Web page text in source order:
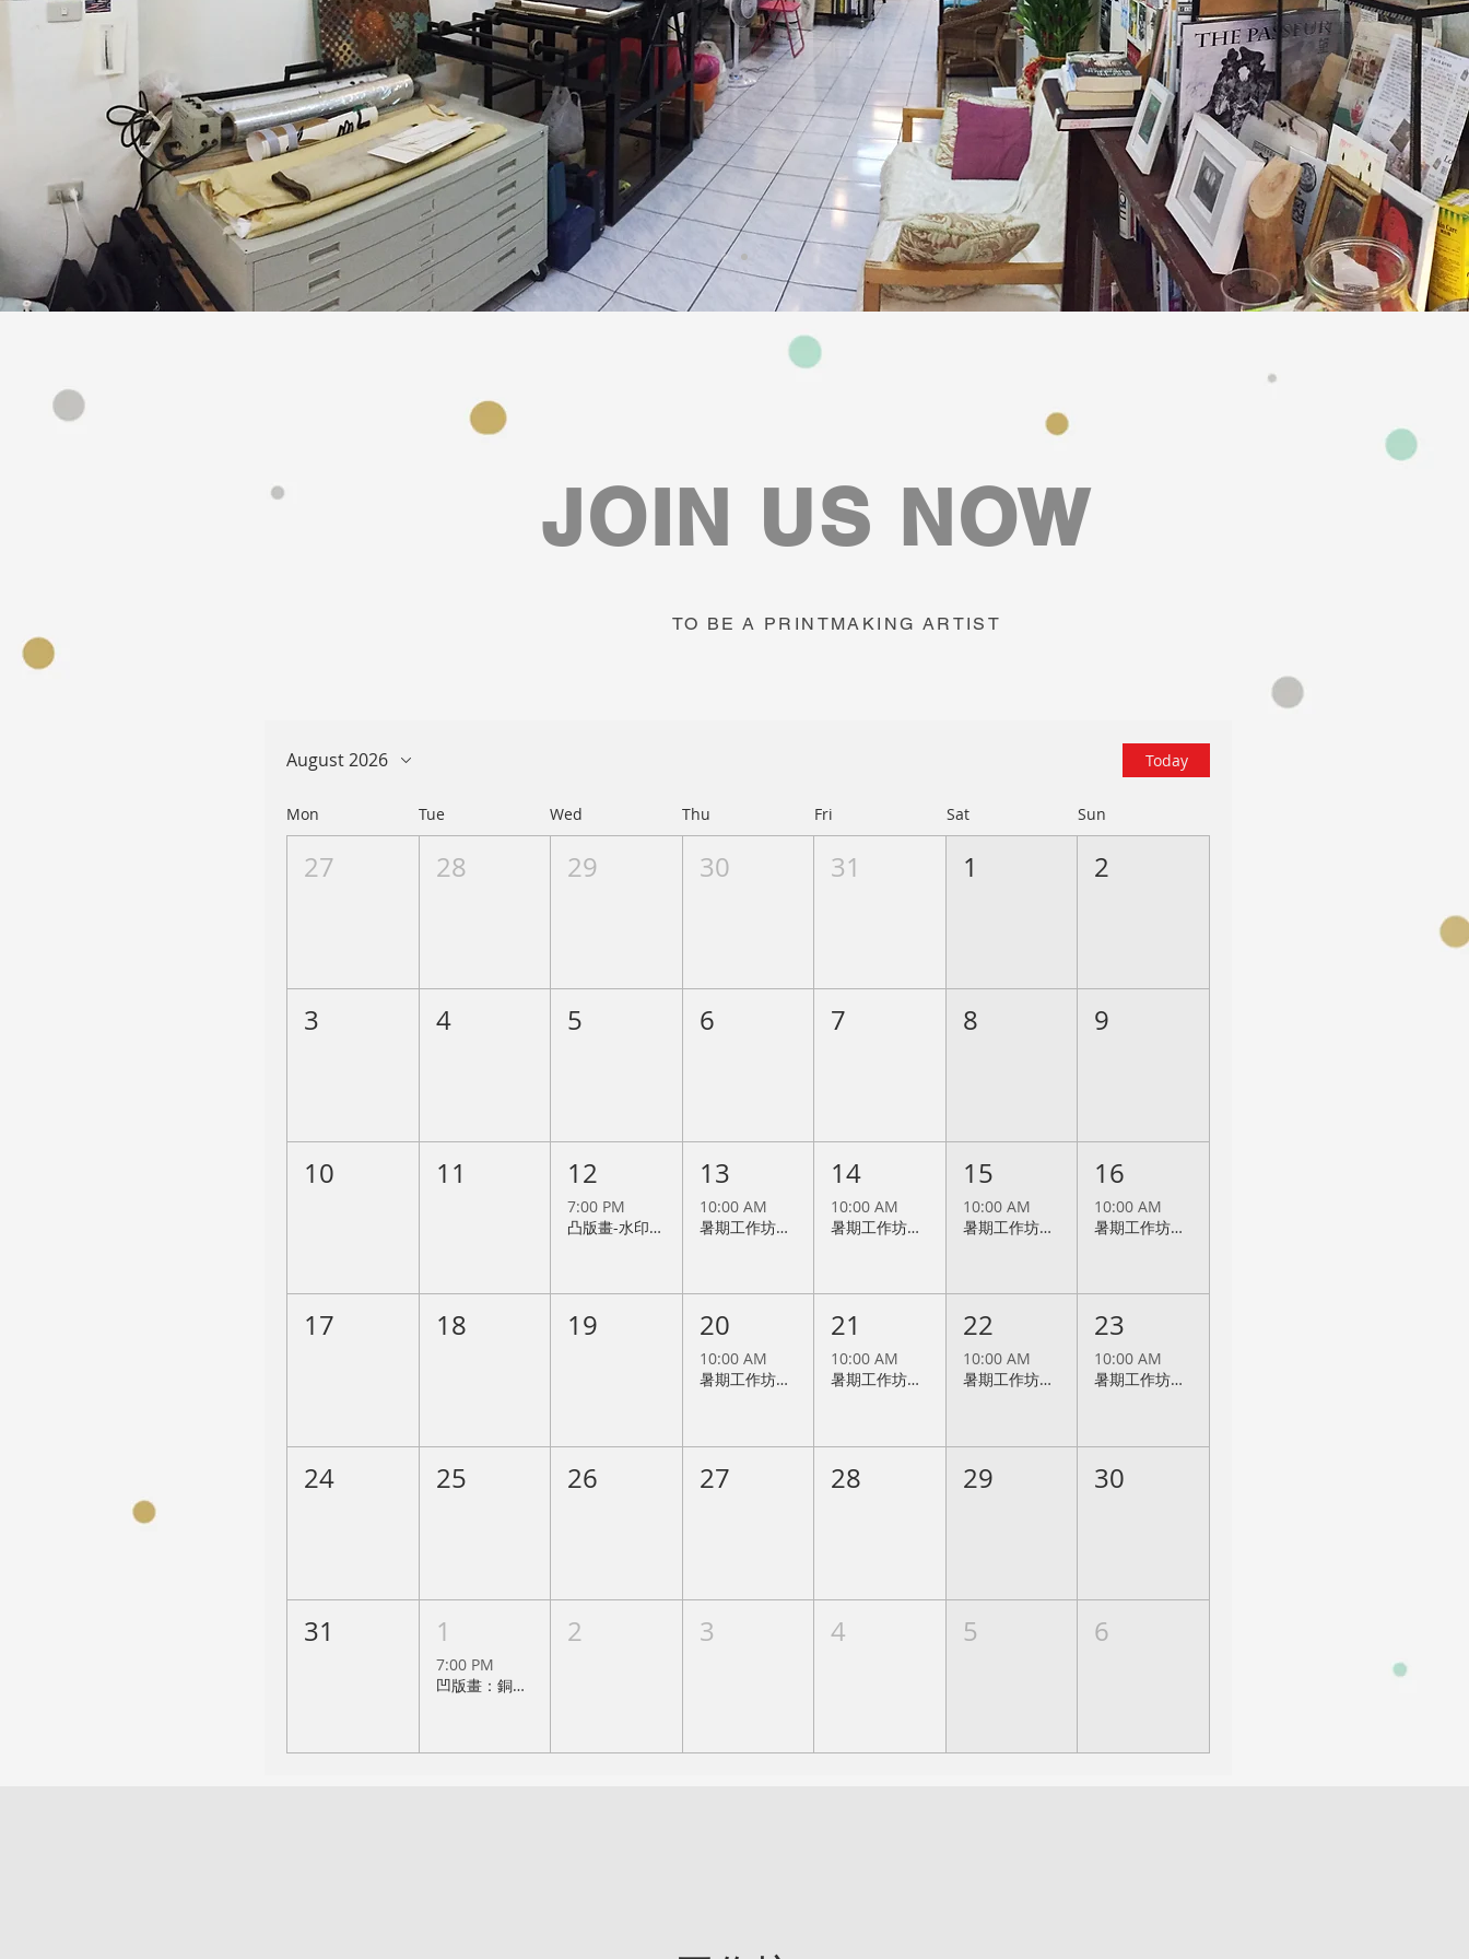
JOIN US NOW
TO BE A PRINTMAKING ARTIST
August 2026 Today
Mon Tue Wed Thu Fri Sat Sun
27 28 29 30 31 1 2
3 4 5 6 7 8 9
10 11 12
7:00 PM
凸版畫-水印木刻 招生中，開課日期：2026/8/12(週三晚班)
13
10:00 AM
暑期工作坊：凸版畫基礎班(2026/8/13)
14
10:00 AM
暑期工作坊：凹版畫基礎班(2026/8/14)
15
10:00 AM
暑期工作坊：平版畫基礎班(2026/8/15)
16
10:00 AM
暑期工作坊：孔版畫基礎班(2026/8/16)
17 18 19 20
10:00 AM
暑期工作坊：孔版畫基礎班(2026/8/20)
21
10:00 AM
暑期工作坊：平版畫基礎班(2026/8/21)
22
10:00 AM
暑期工作坊：凹版畫基礎班(2026/8/22)
23
10:00 AM
暑期工作坊：凸版畫基礎班(2026/8/23)
24 25 26 27 28 29 30
31 1
7:00 PM
凹版畫：銅版蝕刻班 招生中 ，開課日期：2026/9/1(週二晚班)
2 3 4 5 6